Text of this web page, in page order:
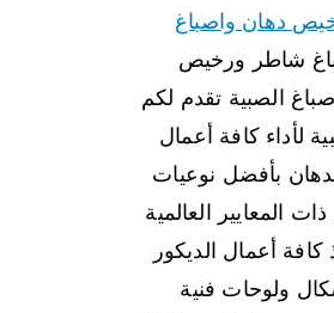
دهان واصباغ
شاطر ورخيص
الصبية تقدم لكم
لأداء كافة أعمال
بأفضل نوعيات
المعايير العالمية
كافة أعمال الديكور
ولوحات فنية